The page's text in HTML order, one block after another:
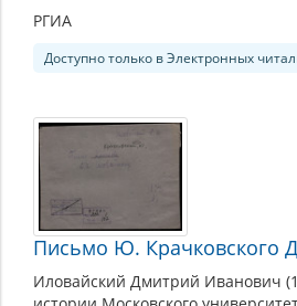
РГИА
Доступно только в Электронных
Письмо Ю. Крачковского
Иловайский Дмитрий Иванович